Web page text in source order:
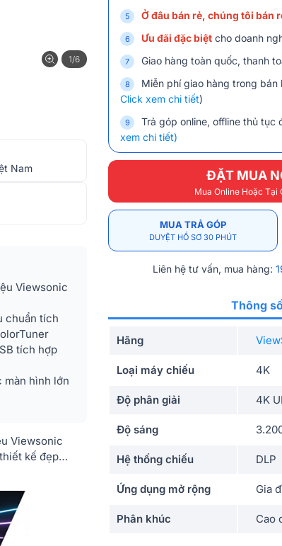
1/6
Nam
Viewsonic
chuẩn tích
tích hợp
màn hình lớn
Viewsonic
kế đẹp…
Ở đâu bán rẻ, chúng tôi bán
Ưu đãi đặc biệt cho doanh
Giao hàng toàn quốc, thanh
Miễn phí giao hàng trong
Click xem chi tiết)
Trả góp online, offline thủ tục
xem chi tiết)
ĐẶT MUA
Mua Online Hoặc Tại
MUA TRẢ GÓP
DUYỆT HỒ SƠ 30 PHÚT
Liên hệ tư vấn, mua hàng:
Thông
Hãng
Loại máy chiếu 4K
Độ phân giải 4K
Độ sáng
Hệ thống chiếu DLP
Ứng dụng mở rộng Gia
Phân khúc Cao